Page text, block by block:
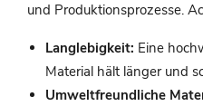
und Produktionsprozesse.
Langlebigkeit: Eine
Material hält länger und
Umweltfreundliche